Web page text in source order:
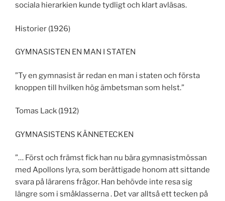
sociala hierarkien kunde tydligt och klart avläsas.
Historier (1926)
GYMNASISTEN EN MAN I STATEN
”Ty en gymnasist är redan en man i staten och första
knoppen till hvilken hög ämbetsman som helst.”
Tomas Lack (1912)
GYMNASISTENS KÄNNETECKEN
”… Först och främst fick han nu bära gymnasistmössan
med Apollons lyra, som berättigade honom att sittande
svara på lärarens frågor. Han behövde inte resa sig
längre som i småklasserna . Det var alltså ett tecken på